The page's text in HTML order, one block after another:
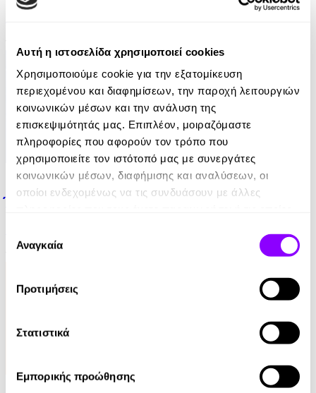
Αυτή η ιστοσελίδα χρησιμοποιεί cookies
Χρησιμοποιούμε cookie για την εξατομίκευση
περιεχομένου και διαφημίσεων, την παροχή λειτουργιών
κοινωνικών μέσων και την ανάλυση της
επισκεψιμότητάς μας. Επιπλέον, μοιραζόμαστε
πληροφορίες που αφορούν τον τρόπο που
χρησιμοποιείτε τον ιστότοπό μας με συνεργάτες
κοινωνικών μέσων, διαφήμισης και αναλύσεων, οι
οποίοι ενδεχομένως να τις συνδυάσουν με άλλες
των υπηρεσιών τους.
συγκατάθεσης
Αναγκαία
Προτιμήσεις
Στατιστικά
Εμπορικής προώθησης
eBook
Έλα να ψηλώσουμε μαζί
12.99€
eBook